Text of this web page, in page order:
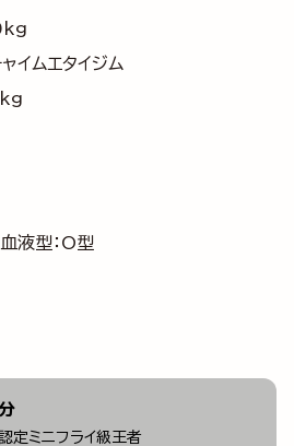
イムエタイジム
型：O型
定ミニフライ級王者